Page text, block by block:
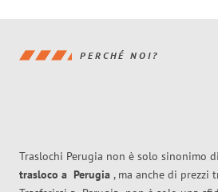
PERCHÉ NOI?
Traslochi Perugia non è solo sinonimo di
trasloco a Perugia , ma anche di prezzi